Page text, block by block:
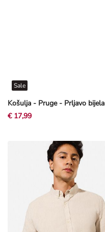
Košulja - Pruge - Prljavo bijela
Sale
€ 17,99